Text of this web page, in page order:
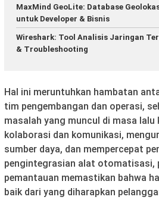
MaxMind GeoLite: Database
untuk Developer & Bisnis
Wireshark: Tool Analisis Jaringan
& Troubleshooting
Hal ini meruntuhkan hambatan
tim pengembangan dan operasi,
masalah yang muncul di masa lalu
kolaborasi dan komunikasi,
sumber daya, dan mempercepat
pengintegrasian alat otomatisasi,
pemantauan memastikan bahwa
baik dari yang diharapkan